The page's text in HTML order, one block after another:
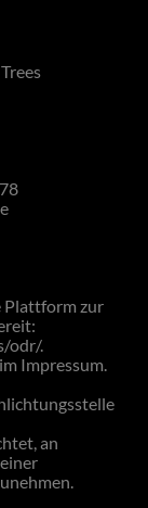
Plattform zur
odr/.
Impressum.
an